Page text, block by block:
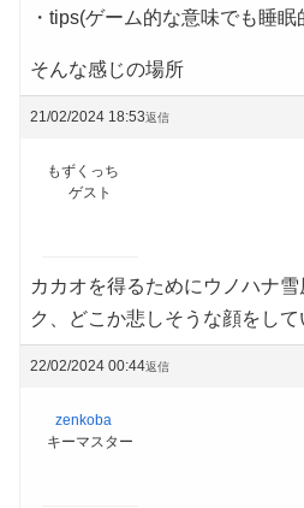
・tips(ゲーム的な意味でも睡
そんな感じの場所
21/02/2024 18:53返信
もずくっち
ゲスト
カカオを得るためにウノハナ
ク、どこか悲しそうな顔をして
22/02/2024 00:44返信
zenkoba
キーマスター